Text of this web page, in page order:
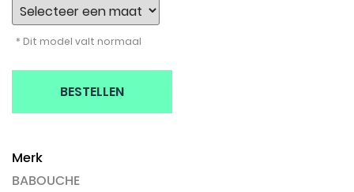
Merk
BABOUCHE
* Dit model valt normaal
BESTELLEN